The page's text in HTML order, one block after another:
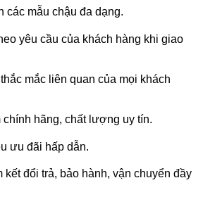
các mẫu chậu đa dạng.
yêu cầu của khách hàng khi giao
mắc liên quan của mọi khách
chính hãng, chất lượng uy tín.
ưu đãi hấp dẫn.
kết đổi trả, bảo hành, vận chuyển đầy